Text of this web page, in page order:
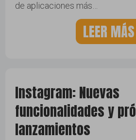
de aplicaciones más…
LEER MÁS
Instagram: Nuevas
funcionalidades y
lanzamientos